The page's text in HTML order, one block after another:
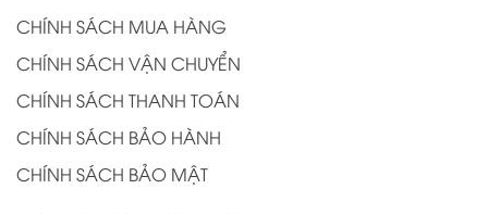
CHÍNH SÁCH MUA HÀNG
CHÍNH SÁCH VẬN CHUYỂN
CHÍNH SÁCH THANH TOÁN
CHÍNH SÁCH BẢO HÀNH
CHÍNH SÁCH BẢO MẬT